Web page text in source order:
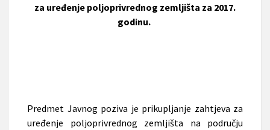
za uređenje poljoprivrednog zemljišta za 2017.
godinu.
Predmet Javnog poziva je prikupljanje zahtjeva za
uređenje poljoprivrednog zemljišta na području